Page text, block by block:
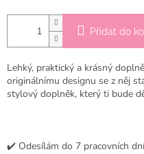
Přidat do
Lehký, praktický a krásný
originálnímu designu se z něj
stylový doplněk, který ti bude
✔️ Odesílám do 7 pracovních dní